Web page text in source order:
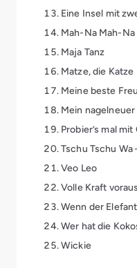
Eine Insel mit
Mah-Na Mah-
Maja Tanz
Matze, die Katze
Meine beste
Mein
Probier’s mal
Tschu Tschu Wa
Veo Leo
Volle Kraft voraus
Wenn der
Wer hat die
Wickie